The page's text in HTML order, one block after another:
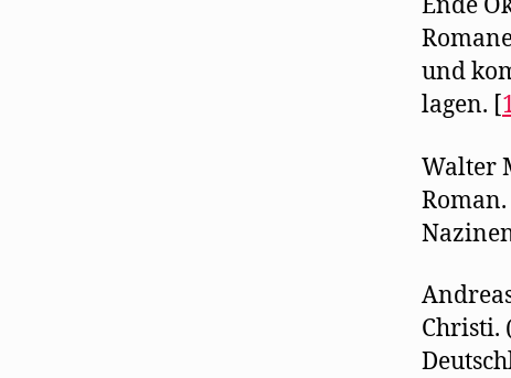
Ende
und
lagen. [
Walter
Christi.